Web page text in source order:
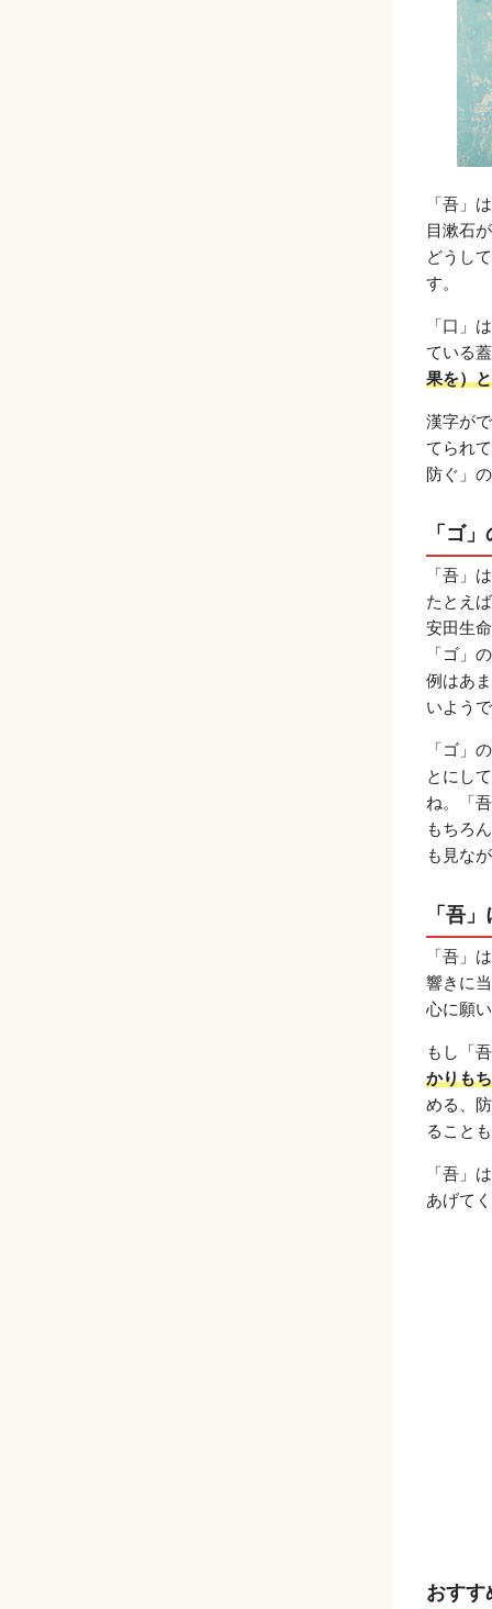
「吾」
目漱石
どうし
す。
「口」
ている
果を）
漢字が
てられ
防ぐ」
「ゴ
「吾」は
たとえ
安田生
「ゴ」
例はあ
いよう
「ゴ」
とにし
ね。「
もちろ
も見な
「吾
「吾」
響きに
心に願
もし「
かりも
める、
ること
「吾」
あげて
おすす